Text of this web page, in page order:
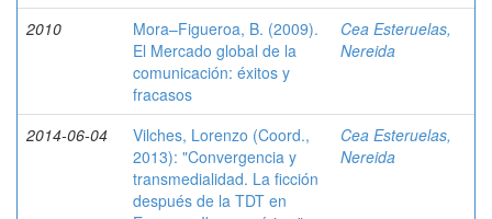
2010
Mora–Figueroa, B. (2009).
El Mercado global de la
comunicación: éxitos y
fracasos
Cea Esteruelas,
Nereida
2014-06-04
Vilches, Lorenzo (Coord.,
2013): "Convergencia y
transmedialidad. La ficción
después de la TDT en
Cea Esteruelas,
Nereida